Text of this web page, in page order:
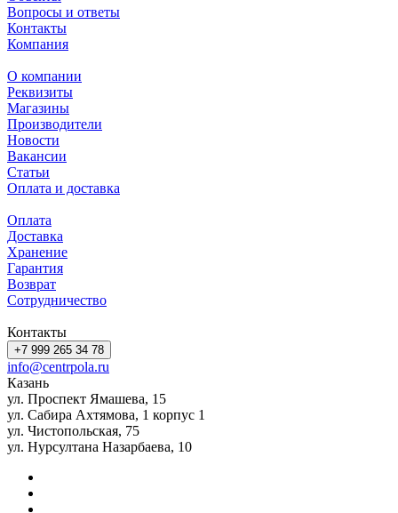
Вопросы и ответы
Контакты
Компания
О компании
Реквизиты
Магазины
Производители
Новости
Вакансии
Статьи
Оплата и доставка
Оплата
Доставка
Хранение
Гарантия
Возврат
Сотрудничество
Контакты
+7 999 265 34 78
info@centrpola.ru
Казань
ул. Проспект Ямашева, 15
ул. Сабира Ахтямова, 1 корпус 1
ул. Чистопольская, 75
ул. Нурсултана Назарбаева, 10